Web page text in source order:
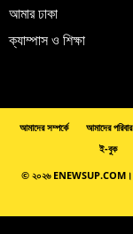
আমার ঢাকা
ক্যাম্পাস ও শিক্ষা
আমাদের সম্পর্কে আমাদের পরিবার
ই-বুক
© ২০২৬ ENEWSUP.COM।